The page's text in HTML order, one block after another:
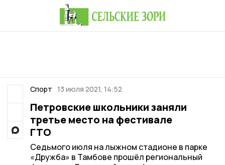
Спорт 13 июля 2021, 14:52
Петровские школьники заняли
третье место на фестивале
ГТО
Седьмого июля на лыжном стадионе в парке
«Дружба» в Тамбове прошёл региональный